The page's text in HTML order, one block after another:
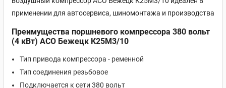
применении для автосервиса, шиномонтажа и производства
Преимущества поршневого компрессора 380 вольт
(4 кВт) АСО Бежецк К25М3/10
Тип привода компрессора - ременной
Тип соединения резьбовое
Подключается к сети 380 вольт